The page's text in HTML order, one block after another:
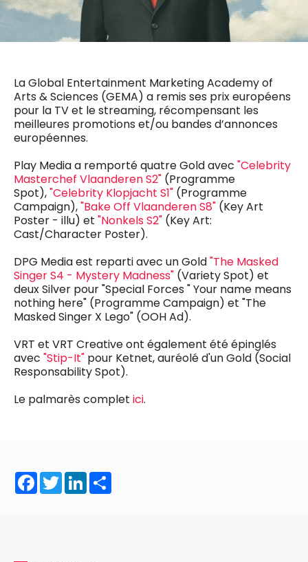
La Global Entertainment Marketing Academy of
Arts & Sciences (GEMA) a remis ses prix européens
pour la TV et le streaming, récompensant les
meilleures promotions et/ou bandes d’annonces
européennes.
Play Media a remporté quatre Gold avec "Celebrity
Masterchef Vlaanderen S2" (Programme
Spot),"Celebrity Klopjacht S1" (Programme
Campaign),"Bake Off Vlaanderen S8" (Key Art
Poster - illu) et "Nonkels S2" (Key Art:
Cast/Character Poster).
DPG Media est reparti avec un Gold"The Masked
Singer S4 - Mystery Madness" (Variety Spot) et
deux Silver pour "Special Forces " Your name means
nothing here" (Programme Campaign) et "The
Masked Singer X Lego" (OOH Ad).
VRT et VRT Creative ont également été épinglés
avec "Stip-It" pour Ketnet, auréolé d'un Gold (Social
Responsability Spot).
Le palmarès complet ici.
Facebook
TwitterLinkedIn
0498 88 64 89
f.bouchar@mm.be
0475 97 12 57
g.byl@mm.be
Chief Editor
Damien Lemaire
d.lemaire@mm.be
VALIDER
Daily
Freemium
access
5 x week
MM e - News
1 x week
10 x year
MM Best of
Research
10 x year
MM Blue
4 x year
MM Magazine
Des questions ?